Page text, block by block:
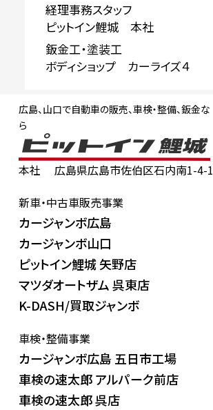
経理事務スタッフ
ピットイン鯉城 本社
鈑金工・塗装工
ボディショップ カーライズ４
広島、山口で自動車の販売、車検・整備、鈑金な
ら
本社
広島県広島市佐伯区石内南1-4-1
新車・中古車販売事業
カージャンボ広島
カージャンボ山口
ピットイン鯉城 矢野店
マツダオートザム 呉東店
K-DASH/買取ジャンボ
車検・整備事業
カージャンボ広島 五日市工場
車検の速太郎 アルパーク前店
車検の速太郎 呉店